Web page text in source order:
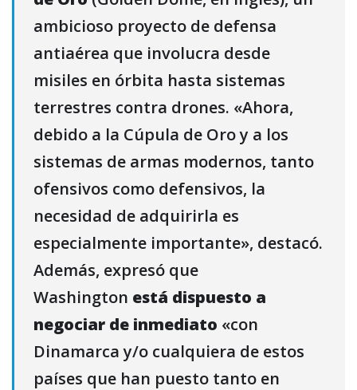
ambicioso proyecto de defensa
antiaérea que involucra desde
misiles en órbita hasta sistemas
terrestres contra drones. «Ahora,
debido a la Cúpula de Oro y a los
sistemas de armas modernos, tanto
ofensivos como defensivos, la
necesidad de adquirirla es
especialmente importante», destacó.
Además, expresó que
Washington está dispuesto a
negociar de inmediato «con
Dinamarca y/o cualquiera de estos
países que han puesto tanto en